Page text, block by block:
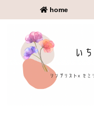
home